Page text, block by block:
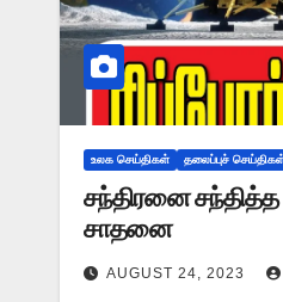
உலக செய்திகள் தலைப்புச்
சந்திரனை சந்தித்த
சாதனை
AUGUST 24, 2023